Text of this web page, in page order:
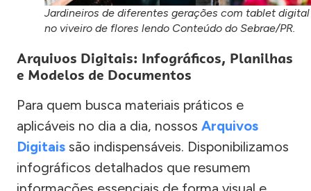
Jardineiros de diferentes gerações com tablet digital
no viveiro de flores lendo Conteúdo do Sebrae/PR.
Arquivos Digitais: Infográficos, Planilhas
e Modelos de Documentos
Para quem busca materiais práticos e
aplicáveis no dia a dia, nossos Arquivos
Digitais são indispensáveis. Disponibilizamos
infográficos detalhados que resumem